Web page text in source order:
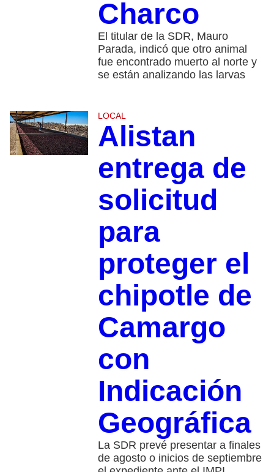
Charco
El titular de la SDR, Mauro
Parada, indicó que otro animal
fue encontrado muerto al norte y
se están analizando las larvas
LOCAL
Alistan
entrega de
solicitud
para
proteger el
chipotle de
Camargo
con
Indicación
Geográfica
La SDR prevé presentar a finales
de agosto o inicios de septiembre